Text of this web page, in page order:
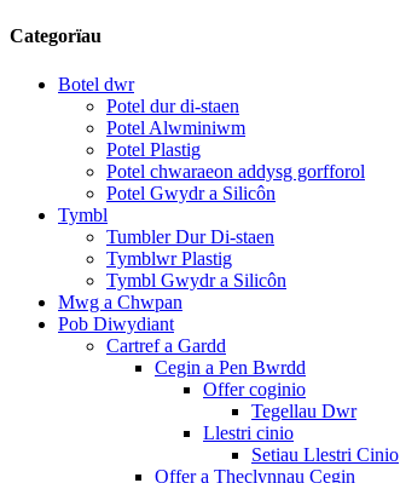
Categorïau
Botel dwr
Potel dur di-staen
Potel Alwminiwm
Potel Plastig
Potel chwaraeon addysg gorfforol
Potel Gwydr a Silicôn
Tymbl
Tumbler Dur Di-staen
Tymblwr Plastig
Tymbl Gwydr a Silicôn
Mwg a Chwpan
Pob Diwydiant
Cartref a Gardd
Cegin a Pen Bwrdd
Offer coginio
Tegellau Dwr
Llestri cinio
Setiau Llestri Cinio
Offer a Theclynnau Cegin